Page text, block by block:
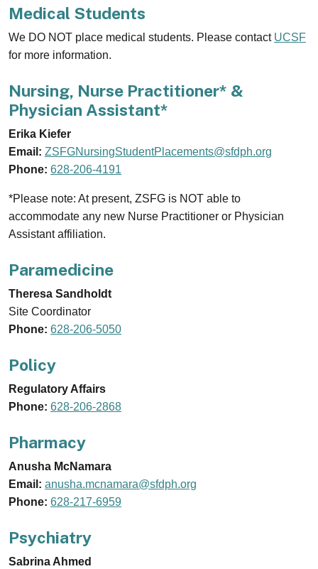
Medical Students
We DO NOT place medical students. Please contact UCSF
for more information.
Nursing, Nurse Practitioner* &
Physician Assistant*
Erika Kiefer
Email: ZSFGNursingStudentPlacements@sfdph.org
Phone: 628-206-4191
*Please note: At present, ZSFG is NOT able to
accommodate any new Nurse Practitioner or Physician
Assistant affiliation.
Paramedicine
Theresa Sandholdt
Site Coordinator
Phone: 628-206-5050
Policy
Regulatory Affairs
Phone: 628-206-2868
Pharmacy
Anusha McNamara
Email: anusha.mcnamara@sfdph.org
Phone: 628-217-6959
Psychiatry
Sabrina Ahmed